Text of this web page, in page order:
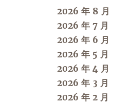
2026 年 8 月
2026 年 7 月
2026 年 6 月
2026 年 5 月
2026 年 4 月
2026 年 3 月
2026 年 2 月